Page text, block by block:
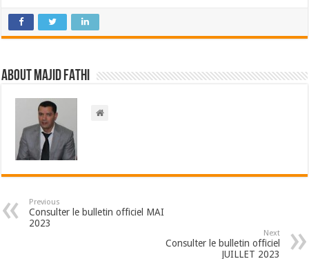
About Majid FATHI
Previous
Consulter le bulletin officiel MAI
2023
Next
Consulter le bulletin officiel
JUILLET 2023